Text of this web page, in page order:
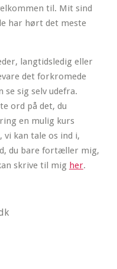
til. Mit sind
har hørt det meste
langtidsledig eller
det forkromede
se sig selv udefra.
ord på det, du
en mulig kurs
vi kan tale os ind i,
du bare fortæller mig,
skrive til mig her.